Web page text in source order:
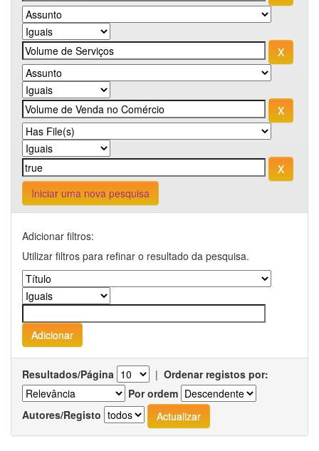
Iniciar uma nova pesquisa
Adicionar filtros:
Utilizar filtros para refinar o resultado da pesquisa.
Resultados/Página | Ordenar registos por:
Por ordem
Autores/Registo